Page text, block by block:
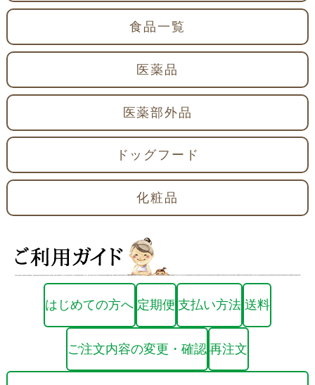
食品一覧
医薬品
医薬部外品
ドッグフード
化粧品
はじめての方へ 定期便 支払い方法 送料
ご注文内容の変更・確認 再注文